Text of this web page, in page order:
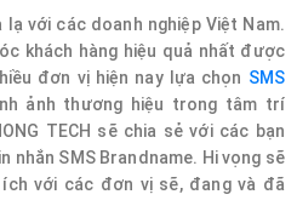
với các doanh nghiệp Việt Nam.
khách hàng hiệu quả nhất được
đơn vị hiện nay lựa chọn SMS
ảnh thương hiệu trong tâm trí
TECH sẽ chia sẻ với các bạn
nhắn SMS Brandname. Hi vọng sẽ
với các đơn vị sẽ, đang và đã